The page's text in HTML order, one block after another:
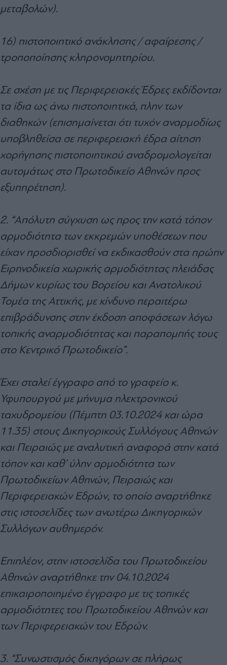
μεταβολών).
16) πιστοποιητικό ανάκλησης / αφαίρεσης /
τροποποίησης κληρονομητηρίου.
Σε σχέση με τις Περιφερειακές Έδρες εκδίδονται
τα ίδια ως άνω πιστοποιητικά, πλην των
διαθηκών (επισημαίνεται ότι τυχόν αναρμοδίως
υποβληθείσα σε περιφερειακή έδρα αίτηση
χορήγησης πιστοποιητικού αναδρομολογείται
αυτομάτως στο Πρωτοδικείο Αθηνών προς
εξυπηρέτηση).
2. “Απόλυτη σύγχυση ως προς την κατά τόπον
αρμοδιότητα των εκκρεμών υποθέσεων που
είχαν προσδιορισθεί να εκδικασθούν στα πρώην
Ειρηνοδικεία χωρικής αρμοδιότητας πλειάδας
Δήμων κυρίως του Βορείου και Ανατολικού
Τομέα της Αττικής, με κίνδυνο περαιτέρω
επιβράδυνσης στην έκδοση αποφάσεων λόγω
τοπικής αναρμοδιότητας και παραπομπής τους
στο Κεντρικό Πρωτοδικείο”.
Έχει σταλεί έγγραφο από το γραφείο κ.
Υφυπουργού με μήνυμα ηλεκτρονικού
ταχυδρομείου (Πέμπτη 03.10.2024 και ώρα
11.35) στους Δικηγορικούς Συλλόγους Αθηνών
και Πειραιώς με αναλυτική αναφορά στην κατά
τόπον και καθ’ ύλην αρμοδιότητα των
Πρωτοδικείων Αθηνών, Πειραιώς και
Περιφερειακών Εδρών, το οποίο αναρτήθηκε
στις ιστοσελίδες των ανωτέρω Δικηγορικών
Συλλόγων αυθημερόν.
Επιπλέον, στην ιστοσελίδα του Πρωτοδικείου
Αθηνών αναρτήθηκε την 04.10.2024
επικαιροποιημένο έγγραφο με τις τοπικές
αρμοδιότητες του Πρωτοδικείου Αθηνών και
των Περιφερειακών του Εδρών.
3. “Συνωστισμός δικηγόρων σε πλήρως